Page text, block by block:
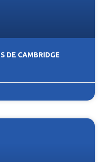
DE CAMBRIDGE